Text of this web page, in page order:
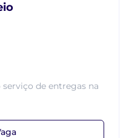
de entregas na